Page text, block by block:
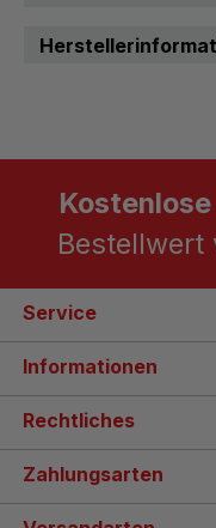
Bestellwert
Service
Informationen
Rechtliches
Zahlungsarten